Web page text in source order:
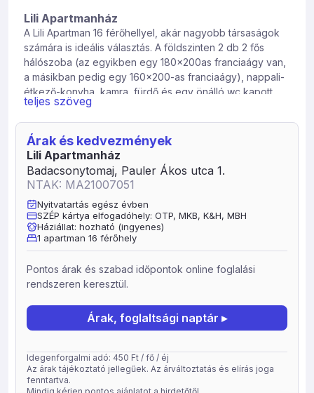
Lili Apartmanház
A Lili Apartman 16 férőhellyel, akár nagyobb társaságok
számára is ideális választás. A földszinten 2 db 2 fős
hálószoba (az egyikben egy 180x200as franciaágy van,
a másikban pedig egy 160×200-as franciaágy), nappali-
étkező-konyha, kamra, fürdő és egy önálló wc kapott
helyet közel 80nm-en, melyhez tartozik még egy 25 nm-
es fedett terasz. Az emeleten 5 db hálószoba, (szobák: 1
db 5 fős családi szoba, ami 25nm-es és van benne 2 db
160×200-as franciaágy és egy 90×200-as ágy. 2 db 3
fős szoba, amiben van 1 db 160×200-as franciaágy és 1
db 90×200-as ágy, és 2 db 2 fő szoba, amiben 1 db
vel és egy remek balatoni panorámás terasz várja a
vendégeket közel 100 nm-en. Kisgyerekek számára 2 db
utazóágy. A gépjármű elhelyezése korlátozott számban
(5 db) a kerítésen belül megoldott. Háziállat bevitele
előre egyeztetést igényel.
teljes szöveg
Árak és kedvezmények
Lili Apartmanház
Badacsonytomaj, Pauler Ákos utca 1.
NTAK: MA21007051
Nyitvatartás egész évben
SZÉP kártya elfogadóhely: OTP, MKB, K&H, MBH
Háziállat: hozható (ingyenes)
1 apartman 16 férőhely
Pontos árak és szabad időpontok online foglalási
rendszeren keresztül.
Árak, foglaltsági naptár ▸
Idegenforgalmi adó: 450 Ft / fő / éj
Az árak tájékoztató jellegűek. Az árváltoztatás és elírás joga
fenntartva.